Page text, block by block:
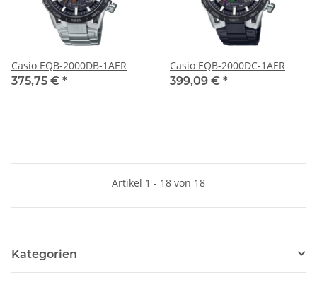
Casio EQB-2000DB-1AER
375,75 € *
Casio EQB-2000DC-1AER
399,09 € *
Artikel 1 - 18 von 18
Kategorien